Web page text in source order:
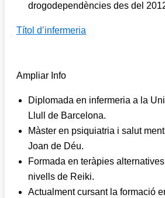
drogodependències des del
Títol d’infermeria
Ampliar Info
Diplomada en infermeria a la
Llull de Barcelona.
Màster en psiquiatria i salut
Joan de Déu.
Formada en teràpies
nivells de Reiki.
Actualment cursant la formació